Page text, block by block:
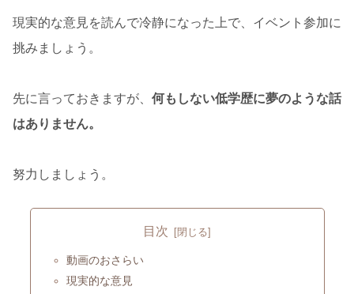
現実的な意見を読んで冷静になった上で、イベント参加に
挑みましょう。
先に言っておきますが、 何もしない低学歴に夢のような話
はありません。
努力しましょう。
目次
動画のおさらい
現実的な意見